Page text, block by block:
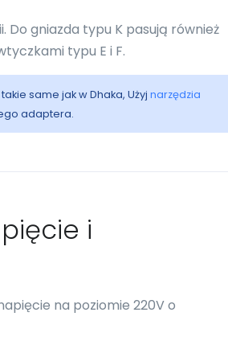
Do gniazda typu K pasują również
typu E i F.
same jak w Dhaka, Użyj narzędzia
adaptera.
i
na poziomie 220V o